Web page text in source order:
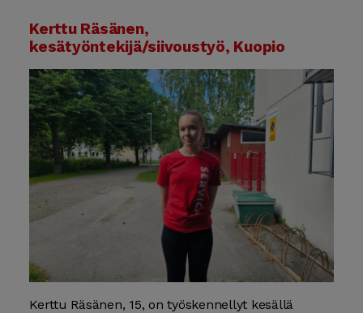
Kerttu Räsänen,
kesätyöntekijä/siivoustyö, Kuopio
Kerttu Räsänen, 15, on työskennellyt kesällä